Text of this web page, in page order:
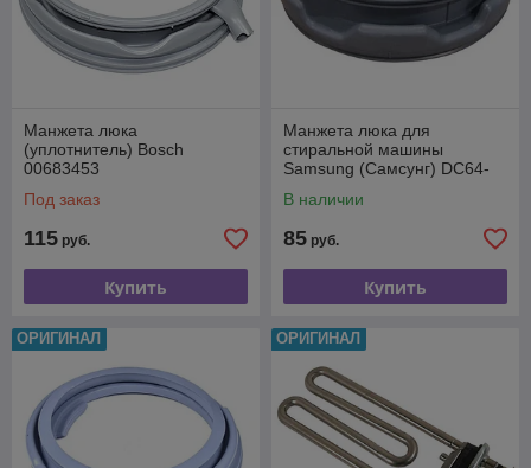
Манжета люка
(уплотнитель) Bosch
00683453
Под заказ
115 руб.
Купить
Манжета люка для
стиральной машины
Samsung (Самсунг) DC64-
В наличии
85 руб.
Купить
ОРИГИНАЛ ОРИГИНАЛ